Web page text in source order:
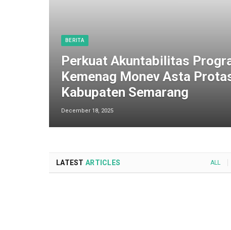
BERITA
Perkuat Akuntabilitas
Kemenag Monev Asta
Kabupaten Semarang
December 18, 2025
LATEST ARTICLES ALL